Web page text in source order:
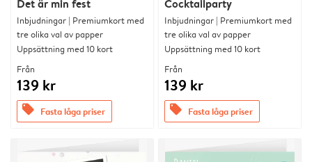
Det är min fest
Inbjudningar | Premiumkort med
tre olika val av papper
Uppsättning med 10 kort
Från
139 kr
offers Fasta låga priser
Cocktailparty
Inbjudningar | Premiumkort med
tre olika val av papper
Uppsättning med 10 kort
Från
139 kr
offers Fasta låga priser